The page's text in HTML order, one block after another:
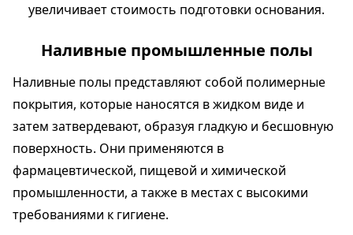
увеличивает стоимость подготовки основания.
Наливные промышленные полы
Наливные полы представляют собой полимерные
покрытия, которые наносятся в жидком виде и
затем затвердевают, образуя гладкую и бесшовную
поверхность. Они применяются в
фармацевтической, пищевой и химической
промышленности, а также в местах с высокими
требованиями к гигиене.